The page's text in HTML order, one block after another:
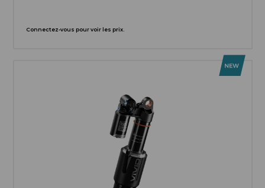
Connectez-vous pour voir les prix.